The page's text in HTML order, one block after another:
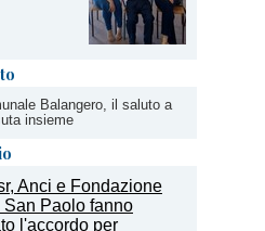
Balangero, il saluto a
insieme